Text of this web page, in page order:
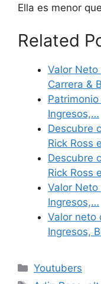
Ella es menor
Related
Valor
Carrera &
Ingresos,…
Descubre
Rick Ross
Descubre
Rick Ross
Valor Neto
Ingresos,…
Valor neto
Ingresos,
Categories
Youtubers